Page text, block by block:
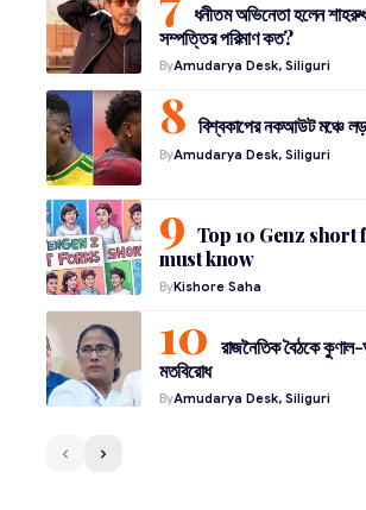
ধনীতম অভিনেতা হলেন
সম্পত্তির পরিমাণ কত?
ByAmudarya Desk, Siliguri
বিশ্বকাপের নকআউট মঞ্চে
ByAmudarya Desk, Siliguri
Top 10 Genz short
must know
ByKishore Saha
রাজনৈতিক বৈঠকে
মতবিরোধ
ByAmudarya Desk, Siliguri